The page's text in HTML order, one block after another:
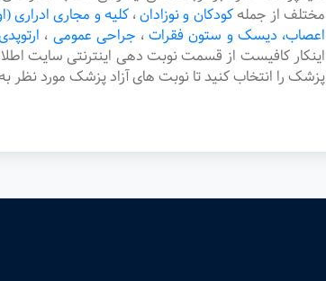
مختلف از جملهکودکان و نوزادان،کلیه و مجاری ادراری
اعصاب، دیسک و ستون فقرات ، جراحی عمومی ،
اینکار کافیست از قسمت نوبت دهی اینترنتی سایت
پزشک را انتخاب کنید تا نوبت های آزاد پزشک مورد نظر